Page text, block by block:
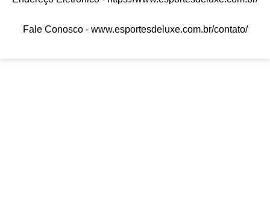
Fale Conosco - www.esportesdeluxe.com.br/contato/